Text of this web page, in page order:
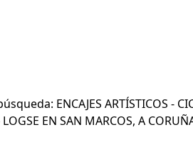
ENCAJES ARTÍSTICOS -
EN SAN MARCOS, A